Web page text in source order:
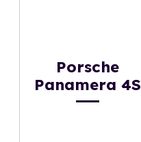
Porsche
Panamera 4S